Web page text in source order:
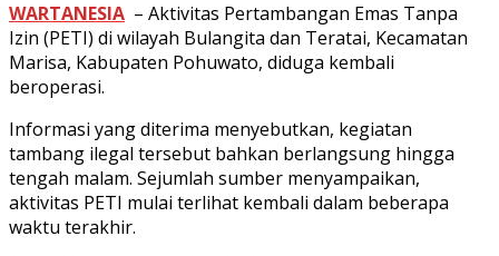
WARTANESIA – Aktivitas Pertambangan Emas Tanpa
Izin (PETI) di wilayah Bulangita dan Teratai, Kecamatan
Marisa, Kabupaten Pohuwato, diduga kembali
beroperasi.
Informasi yang diterima menyebutkan, kegiatan
tambang ilegal tersebut bahkan berlangsung hingga
tengah malam. Sejumlah sumber menyampaikan,
aktivitas PETI mulai terlihat kembali dalam beberapa
waktu terakhir.